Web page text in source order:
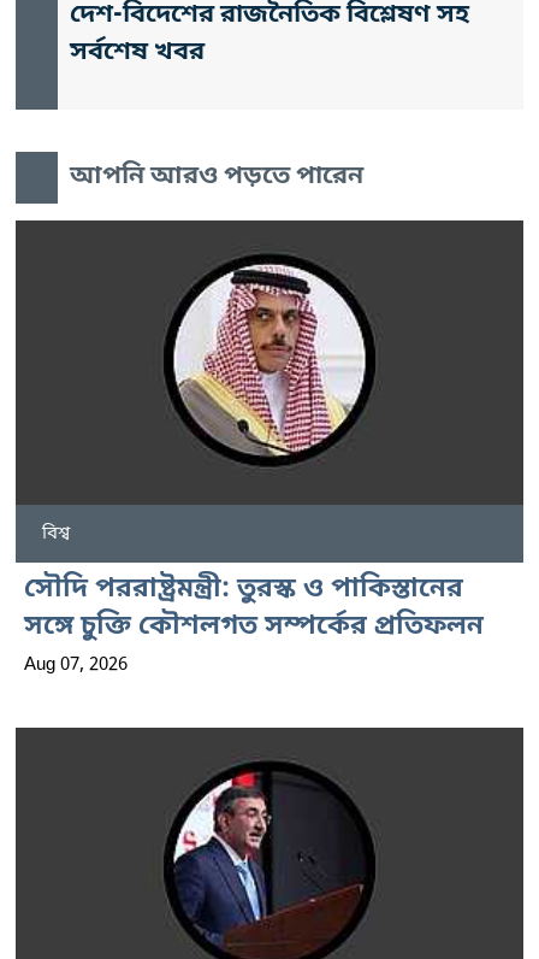
দেশ-বিদেশের রাজনৈতিক বিশ্লেষণ সহ
সর্বশেষ খবর
আপনি আরও পড়তে পারেন
বিশ্ব
সৌদি পররাষ্ট্রমন্ত্রী: তুরস্ক ও পাকিস্তানের
সঙ্গে চুক্তি কৌশলগত সম্পর্কের প্রতিফলন
Aug 07, 2026